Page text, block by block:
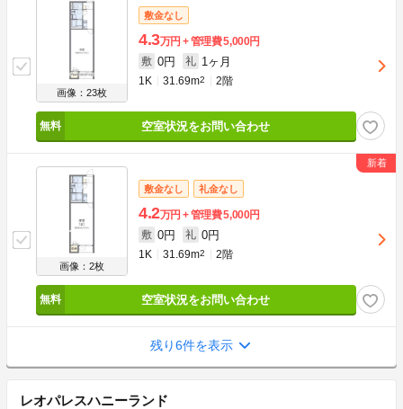
画像：23枚
敷金なし
4.3万円 管理費5,000円
敷 0円 礼 1ヶ月
1K 31.69m2 2階
空室状況をお問い合わせ
画像：2枚
敷金なし 礼金なし
4.2万円 管理費5,000円
敷 0円 礼 0円
1K 31.69m2 2階
空室状況をお問い合わせ
残り6件を表示
レオパレスハニーランド